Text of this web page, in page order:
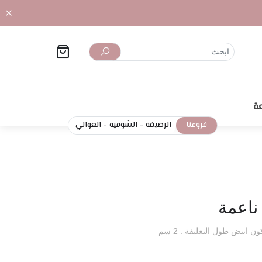
فروعنا الرصيفة - الشوقية - العوالي
طول التعليقة : 2 سم